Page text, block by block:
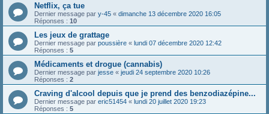
Netflix, ça tue
Dernier message par y-45 « dimanche 13 décembre 2020 16:05
Réponses : 10
Les jeux de grattage
Dernier message par poussière « lundi 07 décembre 2020 12:42
Réponses : 5
Médicaments et drogue (cannabis)
Dernier message par jesse « jeudi 24 septembre 2020 10:26
Réponses : 2
Craving d'alcool depuis que je prend des benzodiazépine...
Dernier message par eric51454 « lundi 20 juillet 2020 19:23
Réponses : 5